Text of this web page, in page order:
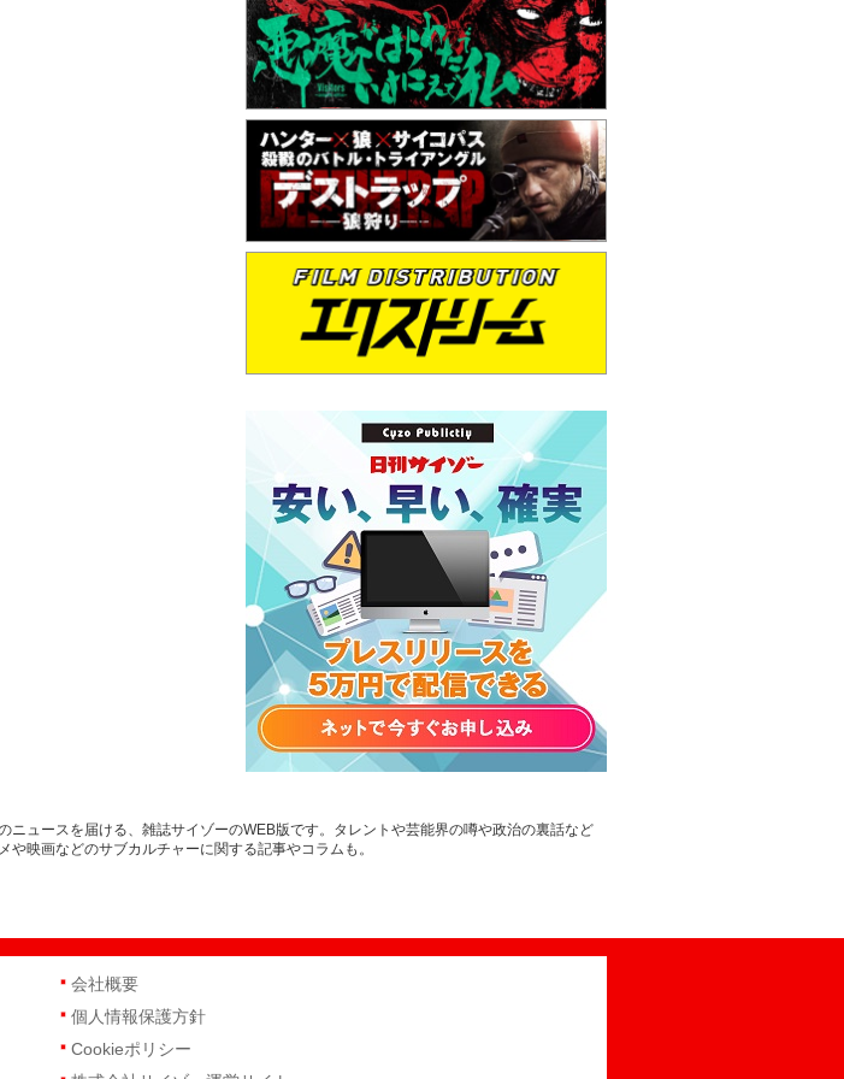
ュースを届ける、雑誌サイゾーのWEB版です。タレントや芸能界の噂や政治の裏話など
映画などのサブカルチャーに関する記事やコラムも。
会社概要
個人情報保護方針
Cookieポリシー